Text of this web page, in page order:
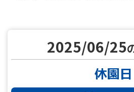
2025/06/25
休園日